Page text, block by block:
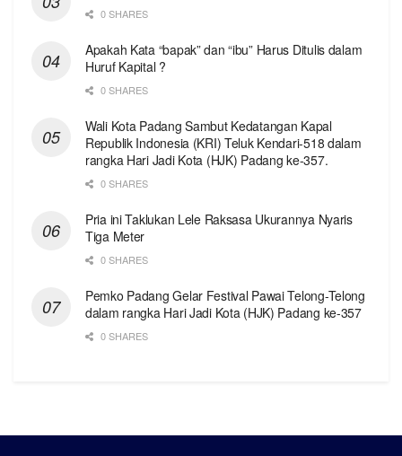
0 SHARES
Apakah Kata “bapak” dan “ibu” Harus Ditulis dalam
Huruf Kapital ?
0 SHARES
Wali Kota Padang Sambut Kedatangan Kapal
Republik Indonesia (KRI) Teluk Kendari-518 dalam
rangka Hari Jadi Kota (HJK) Padang ke-357.
0 SHARES
Pria ini Taklukan Lele Raksasa Ukurannya Nyaris
Tiga Meter
0 SHARES
Pemko Padang Gelar Festival Pawai Telong-Telong
dalam rangka Hari Jadi Kota (HJK) Padang ke-357
0 SHARES